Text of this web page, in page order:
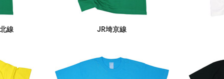
線 JR埼京線